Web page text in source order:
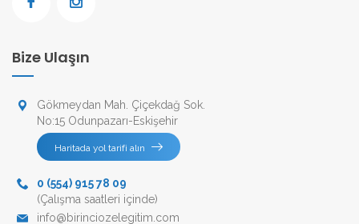
Bize Ulaşın
Gökmeydan Mah. Çiçekdağ Sok.
No:15 Odunpazarı-Eskişehir
Haritada yol tarifi alın
0 (554) 915 78 09
(Çalışma saatleri içinde)
info@birinciozelegitim.com